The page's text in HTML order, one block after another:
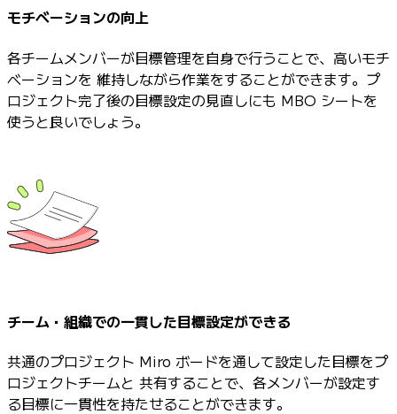
モチベーションの向上
各チームメンバーが目標管理を自身で行うことで、高いモチ
ベーションを 維持しながら作業をすることができます。プ
ロジェクト完了後の目標設定の見直しにも MBO シートを
使うと良いでしょう。
チーム・組織での一貫した目標設定ができる
共通のプロジェクト Miro ボードを通して設定した目標をプ
ロジェクトチームと 共有することで、各メンバーが設定す
る目標に一貫性を持たせることができます。